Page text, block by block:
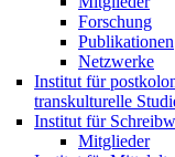
Forschung
Publikationen
Netzwerke
Institut für
transkulturelle
Institut für
Mitglieder